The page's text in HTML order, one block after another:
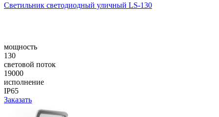
Светильник светодиодный уличный LS-130
мощность
130
световой поток
19000
исполнение
IP65
Заказать